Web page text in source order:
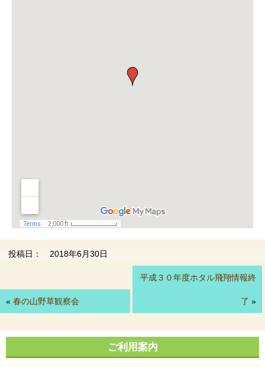
投稿日： 2018年6月30日
« 春の山野草観察会
平成３０年度ホタル飛翔情報終
了 »
ご利用案内